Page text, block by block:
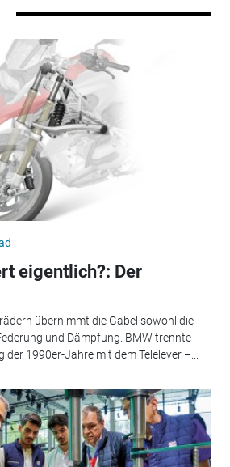
eigentlich?: Der
übernimmt die Gabel sowohl die
und Dämpfung. BMW trennte
1990er-Jahre mit dem Telelever –...